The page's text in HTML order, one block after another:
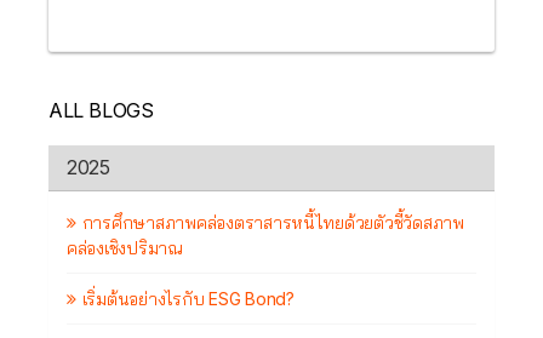
ALL BLOGS
2025
การศึกษาสภาพคล่องตราสารหนี้ไทยด้วยตัวชี้วัดสภาพ
คล่องเชิงปริมาณ
เริ่มต้นอย่างไรกับ ESG Bond?